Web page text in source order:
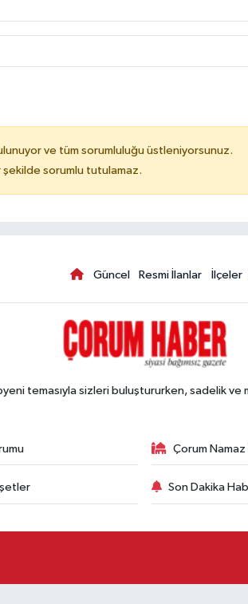
ve tüm sorumluluğu üstleniyorsunuz.
şekilde sorumlu tutulamaz.
Güncel Resmi İlanlar İlçeler
temasıyla sizleri buluştururken, sadelik ve
Çorum
Son Dakika